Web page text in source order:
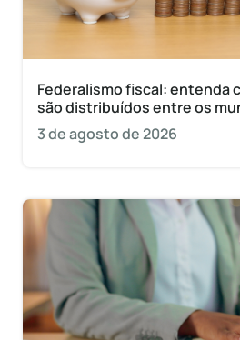
Federalismo fiscal: entenda
são distribuídos entre os
3 de agosto de 2026